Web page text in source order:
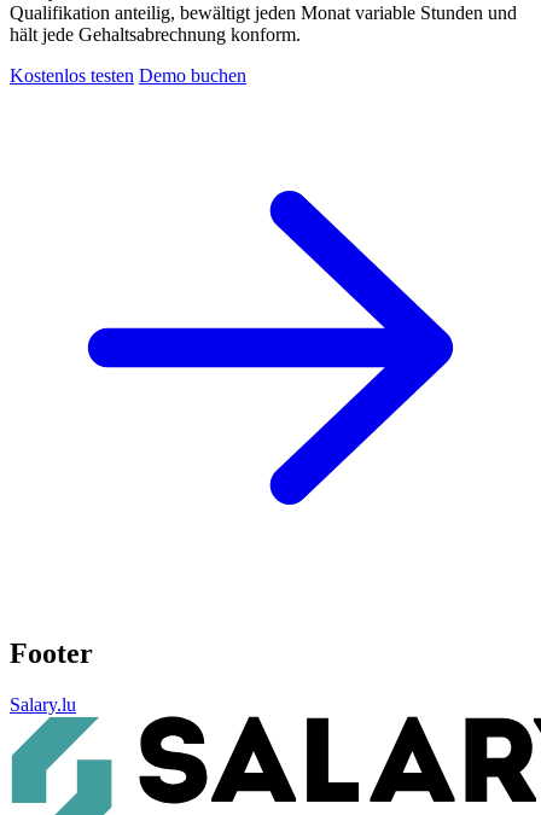
Qualifikation anteilig, bewältigt jeden Monat variable Stunden und
hält jede Gehaltsabrechnung konform.
Kostenlos testen Demo buchen
Footer
Salary.lu